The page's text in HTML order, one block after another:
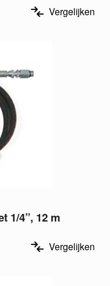
Vergelijken
1/4”, 12 m
Vergelijken